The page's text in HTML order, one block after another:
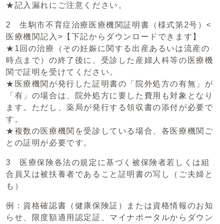
★記入漏れにご注意ください。
2 生駒市不育症治療医療機関証明書（様式第2号）<
医療機関記入>【下記からダウンロードできます】
★1回の治療（その妊娠に関する出産あるいは流産の
時点まで）の終了後に、受診した産婦人科等の医療機
関で証明を受けてください。
★医療機関が発行した証明書の「院外処方の有無」が
「有」の場合は、院外処方に要した費用も対象となり
ます。ただし、薬局が発行する領収書の添付が必要で
す。
★複数の医療機関を受診している場合、各医療機関ご
との証明が必要です。
3 医療保険各法の規定に基づく被保険者若しくは組
合員又は被扶養者であること証明書の写し（ご夫婦と
も）
例：資格確認書（健康保険証）または資格情報のお知
らせ、限度額適用認定証、マイナポータルからダウン